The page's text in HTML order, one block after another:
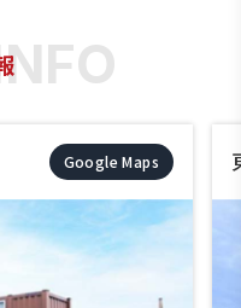
Google Maps